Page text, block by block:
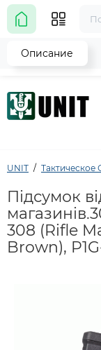
UNIT Тактическое
Підсумок
308 (Rifle
Brown),
Описание